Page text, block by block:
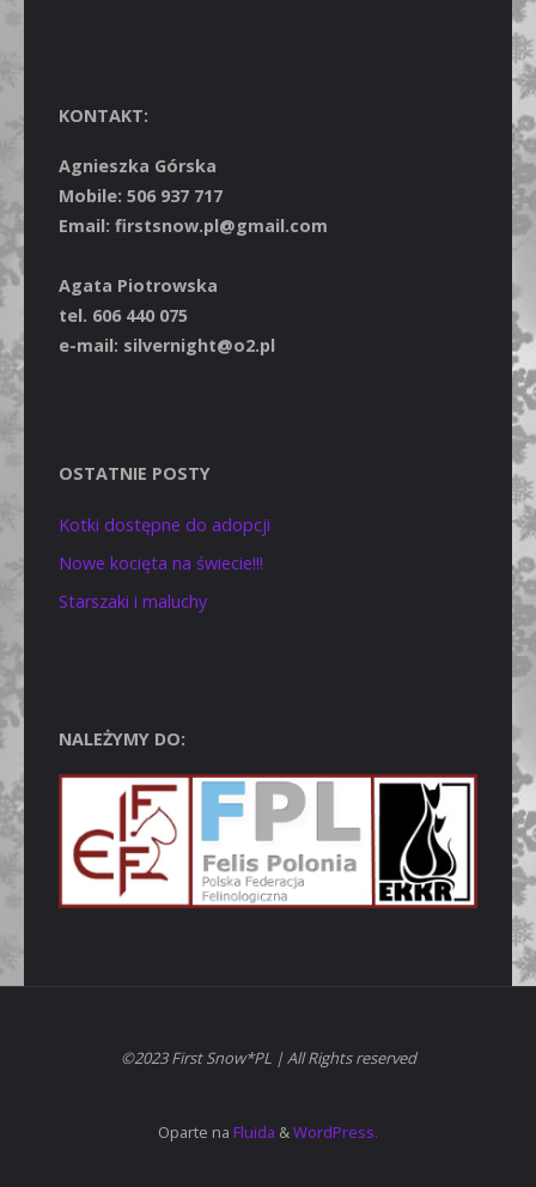
KONTAKT:
Agnieszka Górska
Mobile: 506 937 717
Email: firstsnow.pl@gmail.com
Agata Piotrowska
tel. 606 440 075
e-mail: silvernight@o2.pl
OSTATNIE POSTY
Kotki dostępne do adopcji
Nowe kocięta na świecie!!!
Starszaki i maluchy
NALEŻYMY DO:
©2023 First Snow*PL | All Rights reserved
Oparte na Fluida &WordPress.